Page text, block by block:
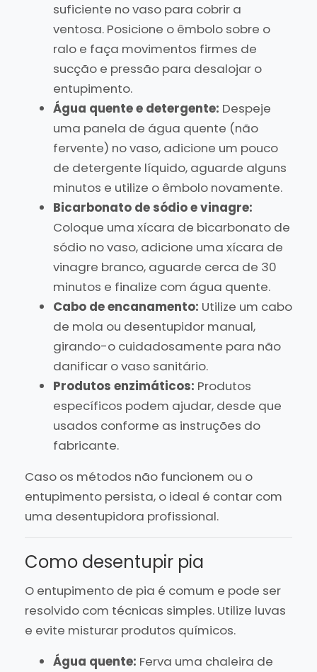
suficiente no vaso para cobrir a
ventosa. Posicione o êmbolo sobre o
ralo e faça movimentos firmes de
sucção e pressão para desalojar o
entupimento.
Água quente e detergente: Despeje
uma panela de água quente (não
fervente) no vaso, adicione um pouco
de detergente líquido, aguarde alguns
minutos e utilize o êmbolo novamente.
Bicarbonato de sódio e vinagre:
Coloque uma xícara de bicarbonato de
sódio no vaso, adicione uma xícara de
vinagre branco, aguarde cerca de 30
minutos e finalize com água quente.
Cabo de encanamento: Utilize um cabo
de mola ou desentupidor manual,
girando-o cuidadosamente para não
danificar o vaso sanitário.
Produtos enzimáticos: Produtos
específicos podem ajudar, desde que
usados conforme as instruções do
fabricante.
Caso os métodos não funcionem ou o
entupimento persista, o ideal é contar com
uma desentupidora profissional.
Como desentupir pia
O entupimento de pia é comum e pode ser
resolvido com técnicas simples. Utilize luvas
e evite misturar produtos químicos.
Água quente: Ferva uma chaleira de